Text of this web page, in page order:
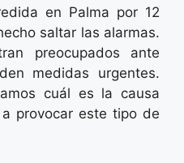
en Palma por 12
saltar las alarmas.
preocupados ante
medidas urgentes.
cuál es la causa
provocar este tipo de